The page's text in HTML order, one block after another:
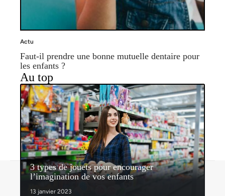
Actu
Faut-il prendre une bonne mutuelle dentaire pour
les enfants ?
Au top
3 types de jouets pour encourager
l’imagination de vos enfants
13 janvier 2023© 2026 | nosenfantsdabord.com
Contact Mentions légales Sitemap